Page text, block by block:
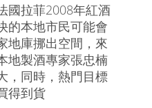
國拉菲2008年紅酒
的本地市民可能會
地庫挪出空間，來
地製酒專家張忠楠
，同時，熱門目標
得到貨